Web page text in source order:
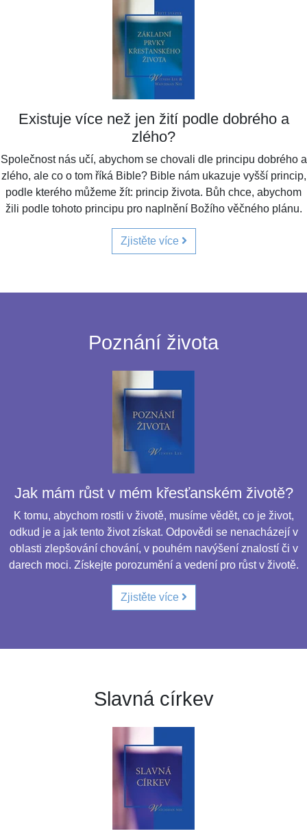
Existuje více než jen žití podle dobrého a
zlého?
Společnost nás učí, abychom se chovali dle principu dobrého a
zlého, ale co o tom říká Bible? Bible nám ukazuje vyšší princip,
podle kterého můžeme žít: princip života. Bůh chce, abychom
žili podle tohoto principu pro naplnění Božího věčného plánu.
Zjistěte více
Poznání života
Jak mám růst v mém křesťanském životě?
K tomu, abychom rostli v životě, musíme vědět, co je život,
odkud je a jak tento život získat. Odpovědi se nenacházejí v
oblasti zlepšování chování, v pouhém navýšení znalostí či v
darech moci. Získejte porozumění a vedení pro růst v životě.
Zjistěte více
Slavná církev